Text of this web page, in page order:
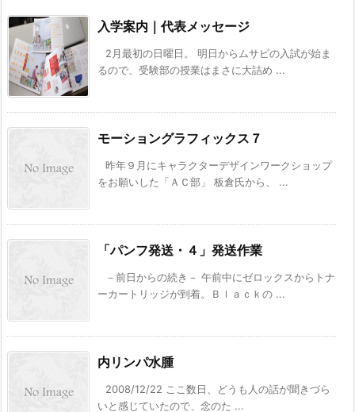
入学案内｜代表メッセージ
2月最初の日曜日。 明日からムサビの入試が始ま
るので、受験部の授業はまさに大詰め ...
モーショングラフィックス７
昨年９月にキャラクターデザインワークショップ
をお願いした「ＡＣ部」 板倉氏から、 ...
「パンフ発送・４」発送作業
－前日からの続き－ 午前中にゼロックスからトナ
ーカートリッジが到着。Ｂｌａｃｋの ...
内リンパ水腫
2008/12/22 ここ数日、どうも人の話が聞きづら
いと感じていたので、念のた ...